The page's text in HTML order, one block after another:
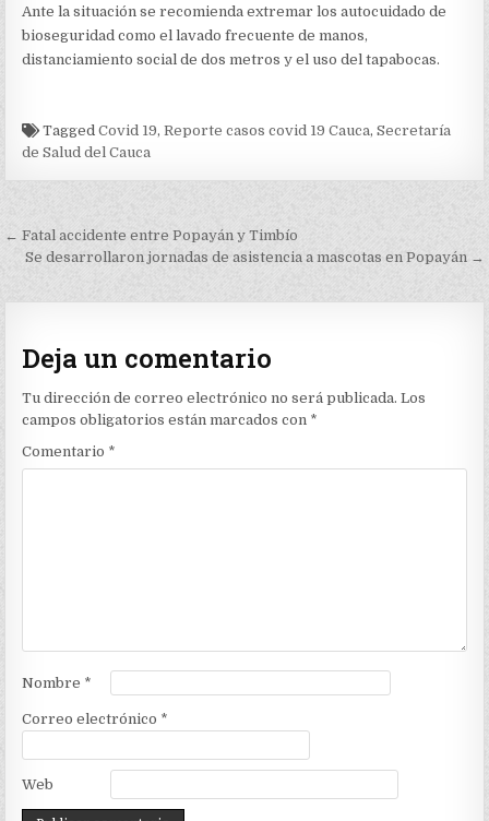
Ante la situación se recomienda extremar los autocuidado de
bioseguridad como el lavado frecuente de manos,
distanciamiento social de dos metros y el uso del tapabocas.
TaggedCovid 19,Reporte casos covid 19 Cauca,Secretaría
de Salud del Cauca
Navegación
de
entradas
← Fatal accidente entre Popayán y Timbío
Se desarrollaron jornadas de asistencia a mascotas en Popayán →
Deja un comentario
Tu dirección de correo electrónico no será publicada. Los
campos obligatorios están marcados con *
Comentario *
Nombre *
Correo electrónico *
Web